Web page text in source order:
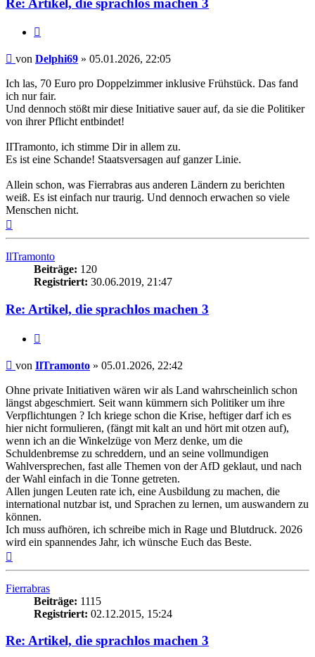
Beitrag
von Delphi69 » 05.01.2026, 22:05
Ich las, 70 Euro pro Doppelzimmer inklusive Frühstück. Das fand
ich nur fair.
Und dennoch stößt mir diese Initiative sauer auf, da sie die Politiker
von ihrer Pflicht entbindet!
IITramonto, ich stimme Dir in allem zu.
Es ist eine Schande! Staatsversagen auf ganzer Linie.
Allein schon, was Fierrabras aus anderen Ländern zu berichten
weiß. Es ist einfach nur traurig. Und dennoch erwachen so viele
Menschen nicht.
IlTramonto
Beiträge: 120
Registriert: 30.06.2019, 21:47
Re: Artikel, die sprachlos machen 3
Beitrag
von IlTramonto » 05.01.2026, 22:42
Ohne private Initiativen wären wir als Land wahrscheinlich schon
längst abgeschmiert. Seit wann kümmern sich Politiker um ihre
Verpflichtungen ? Ich kriege schon die Krise, heftiger darf ich es
hier nicht formulieren, (fängt mit kalt an und hört mit otzen auf),
wenn ich an die Winkelzüge von Merz denke, um die
Schuldenbremse zu schreddern, und an seine vollmundigen
Wahlversprechen, fast alle Themen von der AfD geklaut, und nach
der Wahl einfach in die Tonne getreten.
Allen jungen Leuten rate ich, eine Ausbildung zu machen, die
international nutzbar ist, und Sprachen zu lernen, um auswandern zu
können.
Ich muss aufhören, ich schreibe mich in Rage und Blutdruck. 2026
wird ein spannendes Jahr, ich wünsche Euch das Beste.
Fierrabras
Beiträge: 1115
Registriert: 02.12.2015, 15:24
Re: Artikel, die sprachlos machen 3